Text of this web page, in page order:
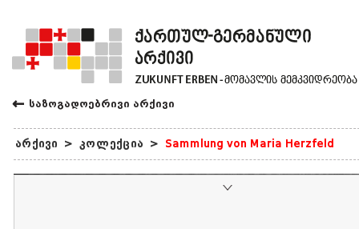
← საზოგადოებრივი არქივი
არქივი > კოლექცია > Sammlung von Maria Herzfeld